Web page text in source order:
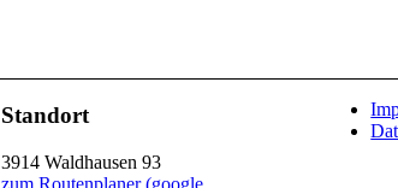
Standort
3914 Waldhausen 93
zum Routenplaner (google